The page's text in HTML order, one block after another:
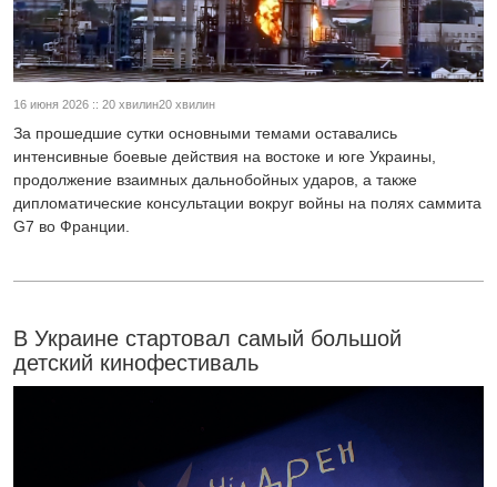
16 июня 2026 :: 20 хвилин20 хвилин
За прошедшие сутки основными темами оставались
интенсивные боевые действия на востоке и юге Украины,
продолжение взаимных дальнобойных ударов, а также
дипломатические консультации вокруг войны на полях саммита
G7 во Франции.
В Украине стартовал самый большой
детский кинофестиваль